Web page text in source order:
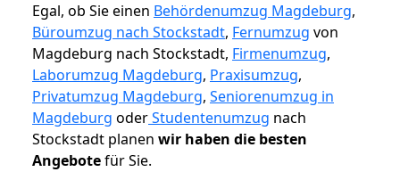
Egal, ob Sie einen Behördenumzug Magdeburg,
Büroumzug nach Stockstadt, Fernumzug von
Magdeburg nach Stockstadt, Firmenumzug,
Laborumzug Magdeburg, Praxisumzug,
Privatumzug Magdeburg, Seniorenumzug in
Magdeburg oderStudentenumzug nach
Stockstadt planen wir haben die besten
Angebotefür Sie.